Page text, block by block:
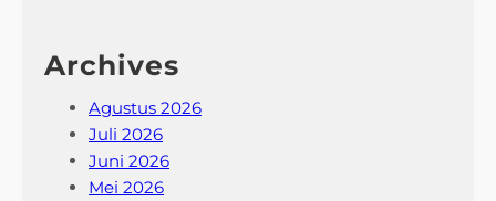
Archives
Agustus 2026
Juli 2026
Juni 2026
Mei 2026